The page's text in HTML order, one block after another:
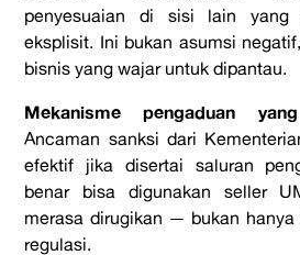
penyesuaian di sisi lain yang
eksplisit. Ini bukan asumsi
bisnis yang wajar untuk dipantau.
Mekanisme pengaduan
Ancaman sanksi dari
efektif jika disertai saluran
benar bisa digunakan seller
merasa dirugikan — bukan
regulasi.